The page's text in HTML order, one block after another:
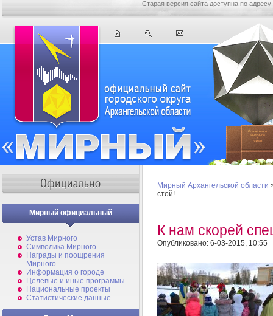
Старая версия сайта доступна по адресу
Мирный официальный
Устав Мирного
Символика Мирного
Награды и поощрения
Мирного
Информация о городе
Целевые и иные программы
Национальные проекты
Статистические данные
Мирный Архангельской области
стой!
К нам скорей
Опубликовано: 6-03-2015, 10:55